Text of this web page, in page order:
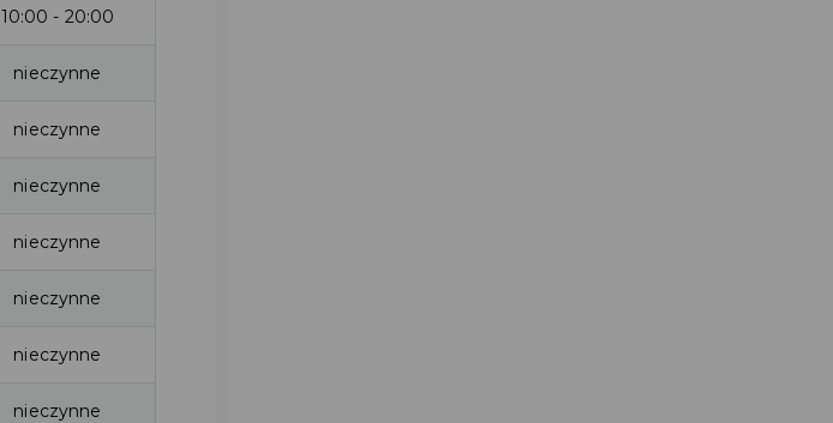
10:00 - 20:00
nieczynne
nieczynne
nieczynne
nieczynne
nieczynne
nieczynne
nieczynne